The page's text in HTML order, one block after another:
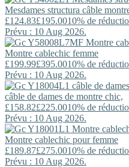
Mesdames structura câble
£124.83£195.0010% de
Prévu : 10 Aug 2026.
Montre cablechic femme
£199.99£395.0010% de
Prévu : 10 Aug 2026.
câble de dames de montre chic,
£158.82£225.0010% de
Prévu : 10 Aug 2026.
Montre cablechic pour femme
£189.87£275.0010% de
Prévu : 10 Aug 2026.